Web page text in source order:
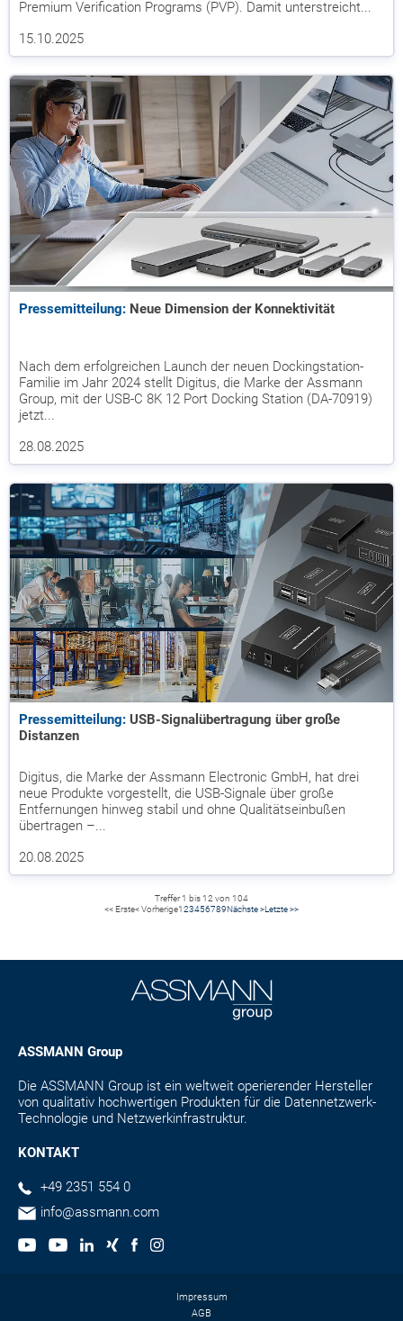
Premium Verification Programs (PVP). Damit unterstreicht...
15.10.2025
Pressemitteilung: Neue Dimension der Konnektivität
Nach dem erfolgreichen Launch der neuen Dockingstation-
Familie im Jahr 2024 stellt Digitus, die Marke der Assmann
Group, mit der USB-C 8K 12 Port Docking Station (DA-70919)
jetzt...
28.08.2025
Pressemitteilung: USB-Signalübertragung über große
Distanzen
Digitus, die Marke der Assmann Electronic GmbH, hat drei
neue Produkte vorgestellt, die USB-Signale über große
Entfernungen hinweg stabil und ohne Qualitätseinbußen
übertragen –...
20.08.2025
Treffer 1 bis 12 von 104
<< Erste< Vorherige123456789Nächste >Letzte >>
ASSMANN Group
Die ASSMANN Group ist ein weltweit operierender Hersteller
von qualitativ hochwertigen Produkten für die Datennetzwerk-
Technologie und Netzwerkinfrastruktur.
KONTAKT
+49 2351 554 0
info@assmann.com
Impressum
AGB